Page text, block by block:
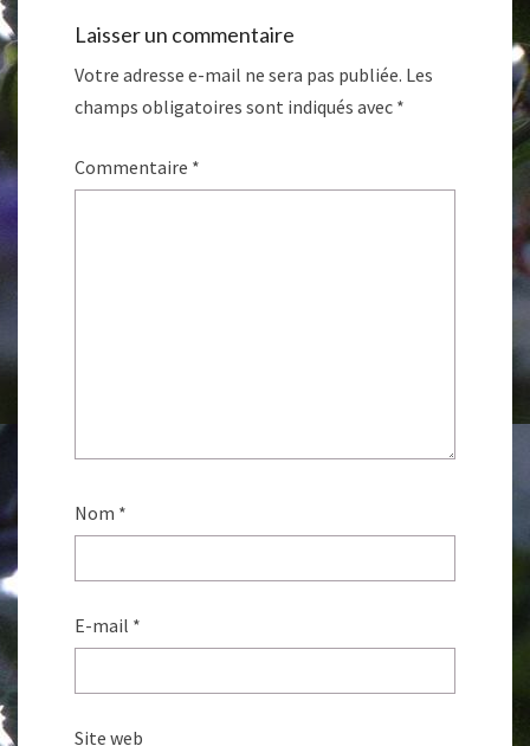
Laisser un commentaire
Votre adresse e-mail ne sera pas publiée. Les
champs obligatoires sont indiqués avec *
Commentaire *
Nom *
E-mail *
Site web